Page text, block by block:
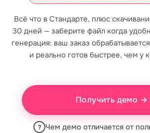
Всё что в Стандарте, плюс
30 дней — заберите файл когда
генерация: ваш заказ
и реально готов быстрее, чем у
Получить демо →
? Чем демо отличается от